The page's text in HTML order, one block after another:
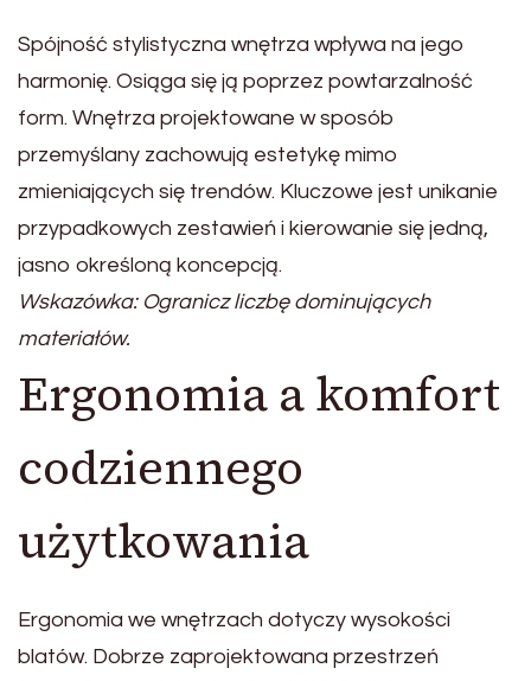
Spójność stylistyczna wnętrza wpływa na jego
harmonię. Osiąga się ją poprzez powtarzalność
form. Wnętrza projektowane w sposób
przemyślany zachowują estetykę mimo
zmieniających się trendów. Kluczowe jest unikanie
przypadkowych zestawień i kierowanie się jedną,
jasno określoną koncepcją.
Wskazówka: Ogranicz liczbę dominujących
materiałów.
Ergonomia a komfort
codziennego
użytkowania
Ergonomia we wnętrzach dotyczy wysokości
blatów. Dobrze zaprojektowana przestrzeń